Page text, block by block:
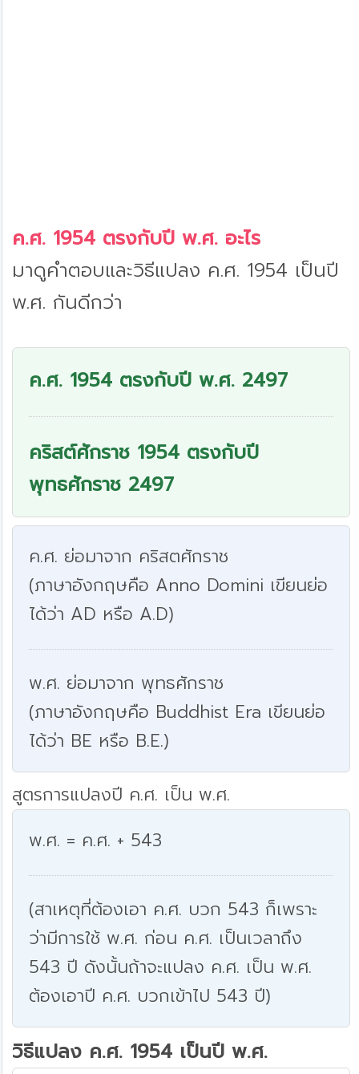
ค.ศ. 1954 ตรงกับปี พ.ศ. อะไร
มาดูคำตอบและวิธีแปลง ค.ศ. 1954 เป็นปี
พ.ศ. กันดีกว่า
ค.ศ. 1954 ตรงกับปี พ.ศ. 2497
คริสต์ศักราช 1954 ตรงกับปี
พุทธศักราช 2497
ค.ศ. ย่อมาจาก คริสตศักราช
(ภาษาอังกฤษคือ Anno Domini เขียนย่อ
ได้ว่า AD หรือ A.D)
พ.ศ. ย่อมาจาก พุทธศักราช
(ภาษาอังกฤษคือ Buddhist Era เขียนย่อ
ได้ว่า BE หรือ B.E.)
สูตรการแปลงปี ค.ศ. เป็น พ.ศ.
พ.ศ. = ค.ศ. + 543
(สาเหตุที่ต้องเอา ค.ศ. บวก 543 ก็เพราะ
ว่ามีการใช้ พ.ศ. ก่อน ค.ศ. เป็นเวลาถึง
543 ปี ดังนั้นถ้าจะแปลง ค.ศ. เป็น พ.ศ.
ต้องเอาปี ค.ศ. บวกเข้าไป 543 ปี)
วิธีแปลง ค.ศ. 1954 เป็นปี พ.ศ.